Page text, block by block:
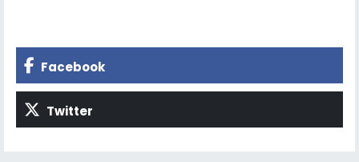
Facebook
Twitter